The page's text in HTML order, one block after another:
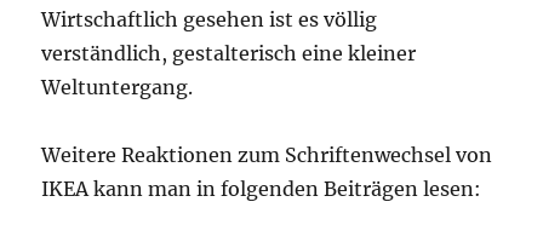
Wirtschaftlich gesehen ist es völlig
verständlich, gestalterisch eine kleiner
Weltuntergang.
Weitere Reaktionen zum Schriftenwechsel von
IKEA kann man in folgenden Beiträgen lesen: